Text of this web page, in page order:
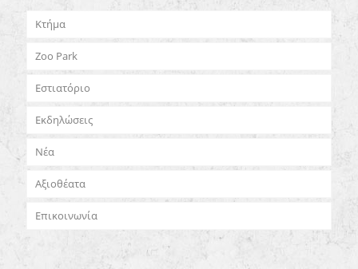
Κτήμα
Zoo Park
Εστιατόριο
Εκδηλώσεις
Νέα
Αξιοθέατα
Επικοινωνία